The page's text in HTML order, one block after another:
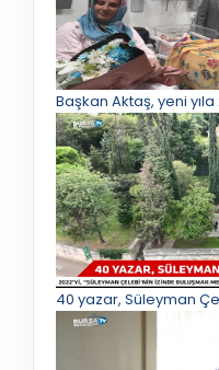
Başkan Aktaş, yeni
40 yazar, Süleyman